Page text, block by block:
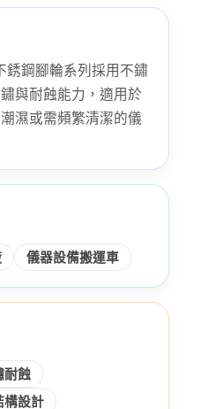
銹鋼腳輪系列採用不鏽
與耐蝕能力，適用於
濕或需頻繁清潔的儀
儀器設備搬運車
耐蝕
構設計